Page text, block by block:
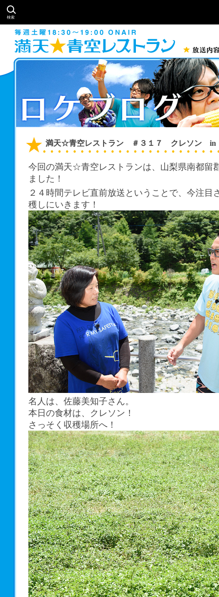
検索
満天☆青空レストラン ＃３１７ クレソン
今回の満天☆青空レストランは、山梨県南都留
ました！
２４時間テレビ直前放送ということで、今注目
穫しにいきます！
名人は、佐藤美知子さん。
本日の食材は、クレソン！
さっそく収穫場所へ！